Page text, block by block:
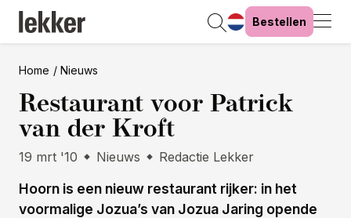
Bestellen
Home Nieuws
Restaurant voor Patrick
van der Kroft
19 mrt '10 Nieuws Redactie Lekker
Hoorn is een nieuw restaurant rijker: in het
voormalige Jozua’s van Jozua Jaring opende